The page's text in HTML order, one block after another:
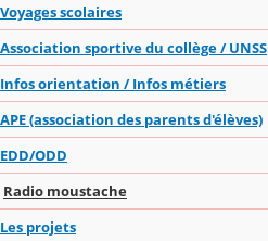
Voyages scolaires
Association sportive du collège / UNSS
Infos orientation / Infos métiers
APE (association des parents d'élèves)
EDD/ODD
Radio moustache
Les projets